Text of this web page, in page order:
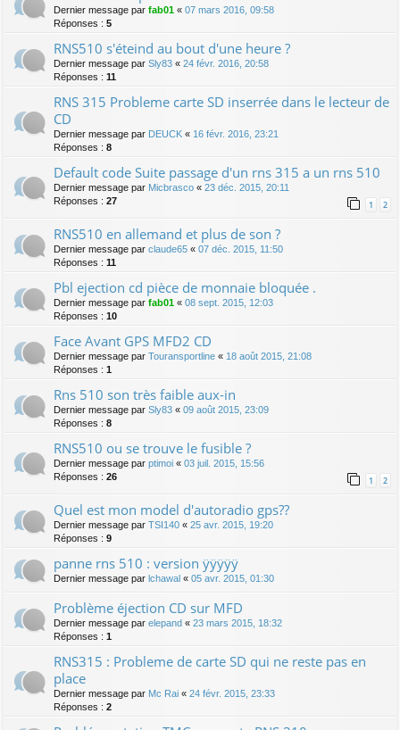
Dernier message par fab01 « 07 mars 2016, 09:58
Réponses : 5
RNS510 s'éteind au bout d'une heure ?
Dernier message par Sly83 « 24 févr. 2016, 20:58
Réponses : 11
RNS 315 Probleme carte SD inserrée dans le lecteur de
CD
Dernier message par DEUCK « 16 févr. 2016, 23:21
Réponses : 8
Default code Suite passage d'un rns 315 a un rns 510
Dernier message par Micbrasco « 23 déc. 2015, 20:11
Réponses : 27 1 2
RNS510 en allemand et plus de son ?
Dernier message par claude65 « 07 déc. 2015, 11:50
Réponses : 11
Pbl ejection cd pièce de monnaie bloquée .
Dernier message par fab01 « 08 sept. 2015, 12:03
Réponses : 10
Face Avant GPS MFD2 CD
Dernier message par Touransportline « 18 août 2015, 21:08
Réponses : 1
Rns 510 son très faible aux-in
Dernier message par Sly83 « 09 août 2015, 23:09
Réponses : 8
RNS510 ou se trouve le fusible ?
Dernier message par ptimoi « 03 juil. 2015, 15:56
Réponses : 26 1 2
Quel est mon model d'autoradio gps??
Dernier message par TSI140 « 25 avr. 2015, 19:20
Réponses : 9
panne rns 510 : version ÿÿÿÿÿ
Dernier message par lchawal « 05 avr. 2015, 01:30
Problème éjection CD sur MFD
Dernier message par elepand « 23 mars 2015, 18:32
Réponses : 1
RNS315 : Probleme de carte SD qui ne reste pas en
place
Dernier message par Mc Rai « 24 févr. 2015, 23:33
Réponses : 2